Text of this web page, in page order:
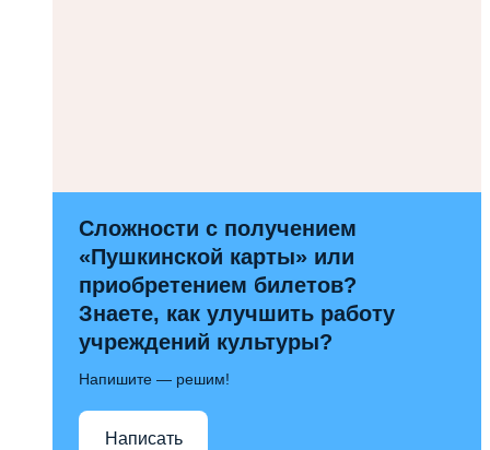
Сложности с получением
«Пушкинской карты» или
приобретением билетов?
Знаете, как улучшить работу
учреждений культуры?
Напишите — решим!
Написать